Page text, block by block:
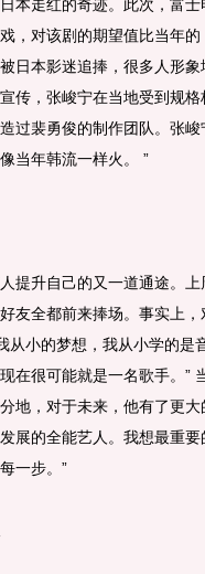
本走红的奇迹。此次，富
，对该剧的期望值比当年
日本影迷追捧，很多人形象
传，张峻宁在当地受到规
过裴勇俊的制作团队。张
当年韩流一样火。 ”
升自己的又一道通途。上
友全都前来捧场。事实上
从小的梦想，我从小学的是
在很可能就是一名歌手。”
地，对于未来，他有了更
展的全能艺人。我想最重
一步。”